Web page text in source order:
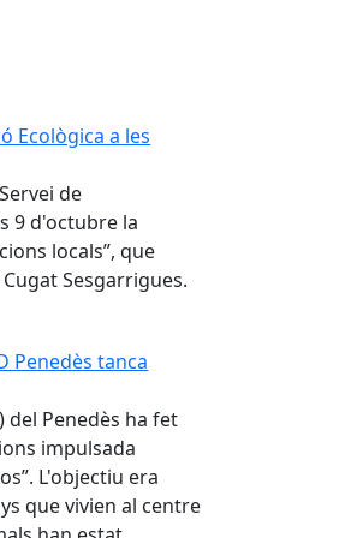
Ecològica a les
de
9 d'octubre la
locals”, que
Sesgarrigues.
Penedès tanca
del Penedès ha fet
impulsada
L'objectiu era
que vivien al centre